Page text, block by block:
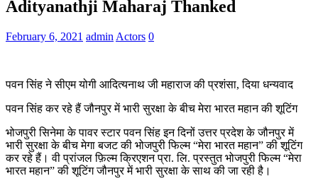
Adityanathji Maharaj Thanked
February 6, 2021 admin Actors 0
पवन सिंह ने सीएम योगी आदित्यनाथ जी महाराज की प्रशंसा, दिया धन्यवाद
पवन सिंह कर रहे हैं जौनपुर में भारी सुरक्षा के बीच मेरा भारत महान की शूटिंग
भोजपुरी सिनेमा के पावर स्टार पवन सिंह इन दिनों उत्तर प्रदेश के जौनपुर में
भारी सुरक्षा के बीच मेगा बजट की भोजपुरी फिल्म “मेरा भारत महान” की शूटिंग
कर रहे हैं। वी प्रांजल फ़िल्म क्रिएशन प्रा. लि. प्रस्तुत भोजपुरी फिल्म “मेरा
भारत महान” की शूटिंग जौनपुर में भारी सुरक्षा के साथ की जा रही है।